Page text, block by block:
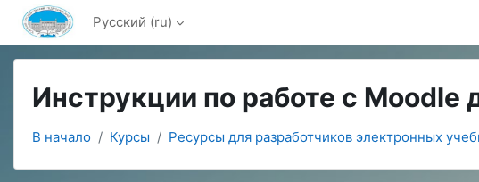
Перейти к основному содержанию
Русский ‎(ru)‎
Инструкции по работе с Moodle
В начало Курсы Ресурсы для разработчиков электронных